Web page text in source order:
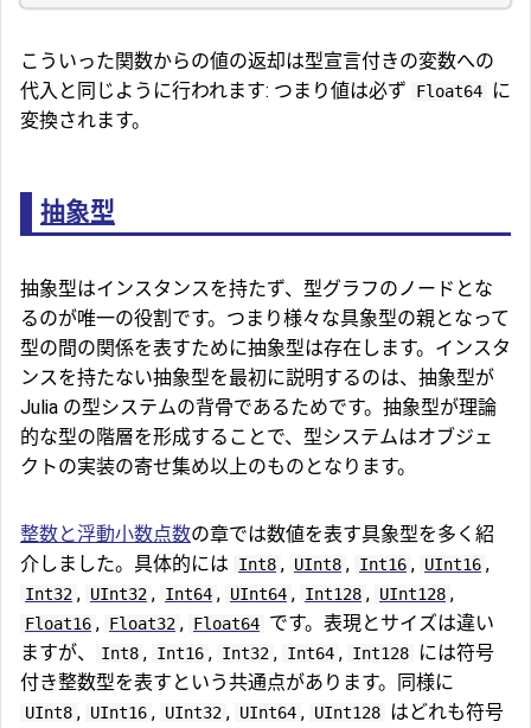
こういった関数からの値の返却は型宣言付きの変数への
代入と同じように行われます: つまり値は必ず
Float64
に
変換されます。
抽象型
抽象型はインスタンスを持たず、型グラフのノードとな
るのが唯一の役割です。つまり様々な具象型の親となって
型の間の関係を表すために抽象型は存在します。インスタ
ンスを持たない抽象型を最初に説明するのは、抽象型が
Julia の型システムの背骨であるためです。抽象型が理論
的な型の階層を形成することで、型システムはオブジェ
クトの実装の寄せ集め以上のものとなります。
整数と浮動小数点数の章では数値を表す具象型を多く紹
介しました。具体的には
Int8 , UInt8 , Int16 , UInt16 ,
Int32 , UInt32 , Int64 , UInt64 , Int128 , UInt128 ,
Float16 , Float32 , Float64 です。表現とサイズは違い
ますが、
Int8 , Int16 , Int32 , Int64 , Int128
には符号
付き整数型を表すという共通点があります。同様に
UInt8 , UInt16 , UInt32 , UInt64 , UInt128 はどれも符号